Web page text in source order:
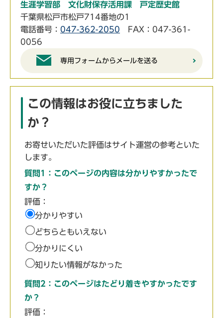
生涯学習部 文化財保存活用課 戸定歴史館
千葉県松戸市松戸714番地の1
電話番号： 047-362-2050 FAX：047-361-
0056
専用フォームからメールを送る
この情報はお役に立ちました
か？
お寄せいただいた評価はサイト運営の参考といた
します。
質問1：このページの内容は分かりやすかったで
すか？
評価：
分かりやすい
どちらともいえない
分かりにくい
知りたい情報がなかった
質問2：このページはたどり着きやすかったです
か？
評価：